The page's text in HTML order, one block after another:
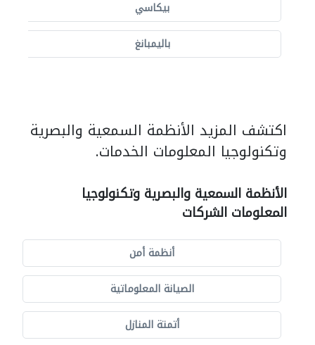
بيكاسي
باليمبانغ
اكتشف المزيد الأنظمة السمعية والبصرية
وتكنولوجيا المعلومات الخدمات.
الأنظمة السمعية والبصرية وتكنولوجيا
المعلومات الشركات
أنظمة أمن
الصيانة المعلوماتية
أتمتة المنازل